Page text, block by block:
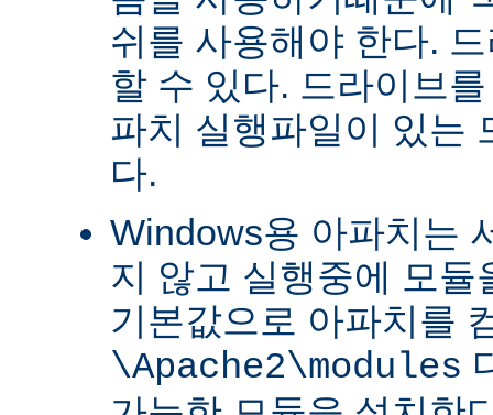
쉬를 사용해야 한다.
할 수 있다. 드라이브
파치 실행파일이 있는
다.
Windows용 아파치는
지 않고 실행중에 모듈
기본값으로 아파치를
\Apache2\modules